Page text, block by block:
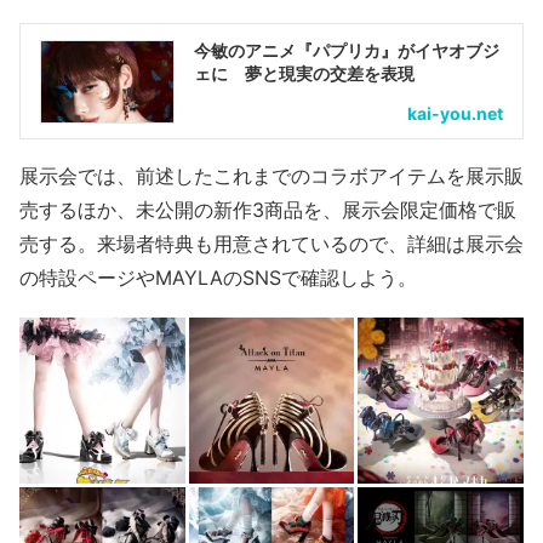
今敏のアニメ『パプリカ』がイヤオブジ
ェに 夢と現実の交差を表現
kai-you.net
展示会では、前述したこれまでのコラボアイテムを展示販
売するほか、未公開の新作3商品を、展示会限定価格で販
売する。来場者特典も用意されているので、詳細は展示会
の特設ページやMAYLAのSNSで確認しよう。